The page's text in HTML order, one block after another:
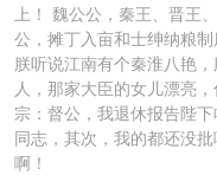
上！ 魏公公，秦王、晋王
公，摊丁入亩和士绅纳粮
朕听说江南有个秦淮八艳
人，那家大臣的女儿漂亮
宗：督公，我退休报告陛
同志，其次，我的都还没
啊！